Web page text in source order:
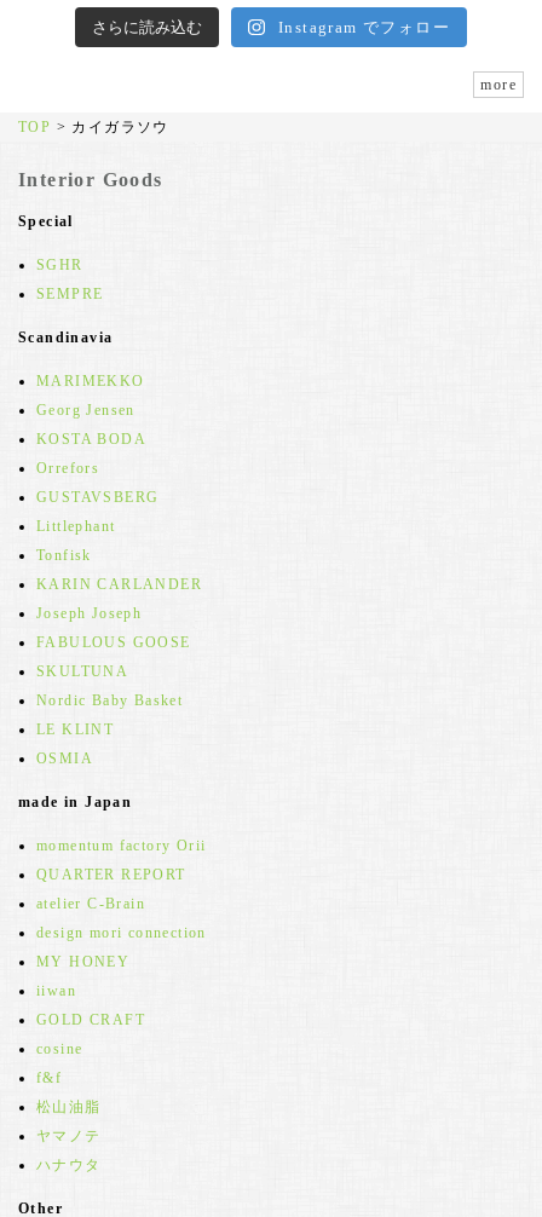
さらに読み込む Instagram でフォロー
more
TOP > カイガラソウ
Interior Goods
Special
SGHR
SEMPRE
Scandinavia
MARIMEKKO
Georg Jensen
KOSTA BODA
Orrefors
GUSTAVSBERG
Littlephant
Tonfisk
KARIN CARLANDER
Joseph Joseph
FABULOUS GOOSE
SKULTUNA
Nordic Baby Basket
LE KLINT
OSMIA
made in Japan
momentum factory Orii
QUARTER REPORT
atelier C-Brain
design mori connection
MY HONEY
iiwan
GOLD CRAFT
cosine
f&f
松山油脂
ヤマノテ
ハナウタ
Other